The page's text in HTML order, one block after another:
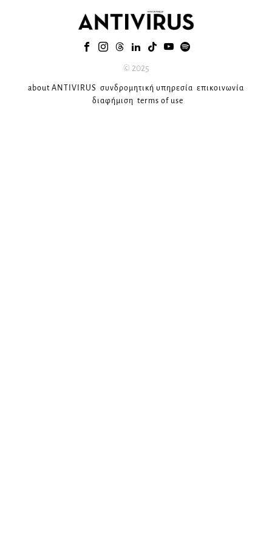
© 2025
about ANTIVIRUS συνδρομητική υπηρεσία επικοινωνία
διαφήμιση terms of use